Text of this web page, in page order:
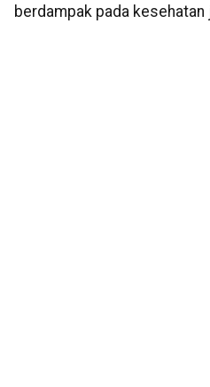
berdampak pada kesehatan